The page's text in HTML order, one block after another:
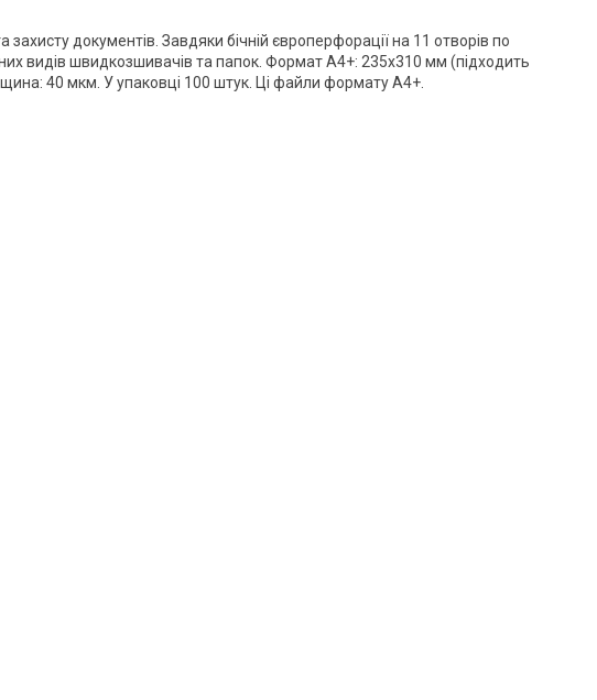
документів. Завдяки бічній європерфорації на 11 отворів по
видів швидкозшивачів та папок. Формат А4+: 235х310 мм (підходить
40 мкм. У упаковці 100 штук. Ці файли формату А4+.